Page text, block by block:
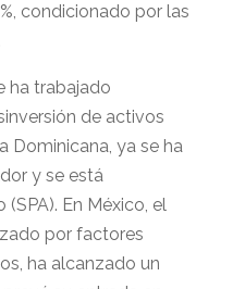
condicionado por las
ha trabajado
de activos
Dominicana, ya se ha
y se está
En México, el
por factores
ha alcanzado un